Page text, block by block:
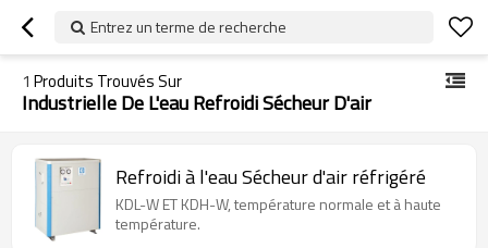
Entrez un terme de recherche
1 Produits Trouvés Sur
Industrielle De L'eau Refroidi Sécheur D'air
Refroidi à l'eau Sécheur d'air réfrigéré
KDL-W ET KDH-W, température normale et à haute
température.